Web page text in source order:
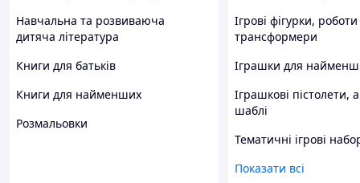
Навчальна та розвиваюча
дитяча література
Книги для батьків
Книги для найменших
Розмальовки
Ігрові фігурки, роботи
трансформери
Іграшки для
Іграшкові пістолети,
шаблі
Тематичні ігрові
Показати всі